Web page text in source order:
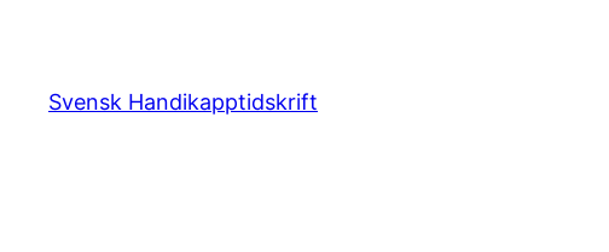
innehåll
Svensk Handikapptidskrift